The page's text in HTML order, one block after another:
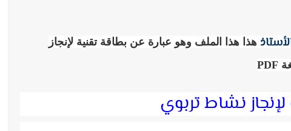
هذا هذا الملف وهو عبارة عن بطاقة تقنية لإنجاز
نشاط تربوي